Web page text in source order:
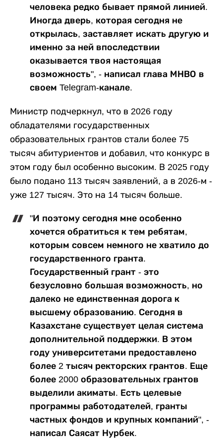
человека редко бывает прямой линией.
Иногда дверь, которая сегодня не
открылась, заставляет искать другую и
именно за ней впоследствии
оказывается твоя настоящая
возможность", - написал глава МНВО в
своем Telegram-канале.
Министр подчеркнул, что в 2026 году
обладателями государственных
образовательных грантов стали более 75
тысяч абитуриентов и добавил, что конкурс в
этом году был особенно высоким. В 2025 году
было подано 113 тысяч заявлений, а в 2026-м -
уже 127 тысяч. Это на 14 тысяч больше.
"И поэтому сегодня мне особенно
хочется обратиться к тем ребятам,
которым совсем немного не хватило до
государственного гранта.
Государственный грант - это
безусловно большая возможность, но
далеко не единственная дорога к
высшему образованию. Сегодня в
Казахстане существует целая система
дополнительной поддержки. В этом
году университетами предоставлено
более 2 тысяч ректорских грантов. Еще
более 2000 образовательных грантов
выделили акиматы. Есть целевые
программы работодателей, гранты
частных фондов и крупных компаний", -
написал Саясат Нурбек.